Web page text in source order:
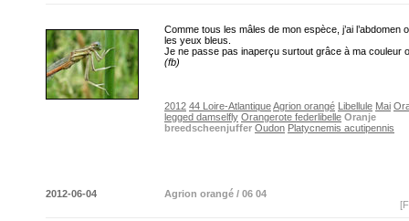
Comme tous les mâles de mon espèce, j’ai l’abdomen
les yeux bleus.
Je ne passe pas inaperçu surtout grâce à ma couleur
(fb)
2012 44 Loire-AtlantiqueAgrion orangé Libellule Mai
legged damselfly Orangerote federlibelle Oranje
breedscheenjuffer Oudon Platycnemis acutipennis
2012-06-04
Agrion orangé / 06 04